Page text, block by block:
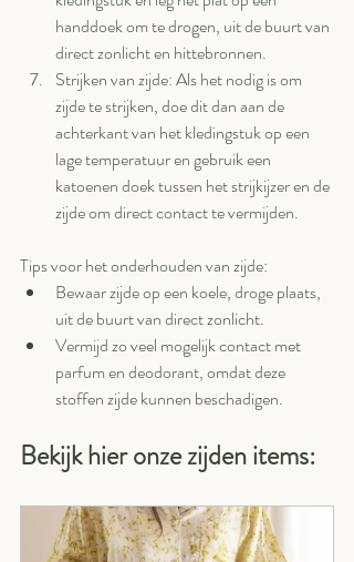
handdoek om te drogen, uit de buurt van
direct zonlicht en hittebronnen.
Strijken van zijde: Als het nodig is om
zijde te strijken, doe dit dan aan de
achterkant van het kledingstuk op een
lage temperatuur en gebruik een
katoenen doek tussen het strijkijzer en de
zijde om direct contact te vermijden.
Tips voor het onderhouden van zijde:
Bewaar zijde op een koele, droge plaats,
uit de buurt van direct zonlicht.
Vermijd zo veel mogelijk contact met
parfum en deodorant, omdat deze
stoffen zijde kunnen beschadigen.
Bekijk hier onze zijden items: